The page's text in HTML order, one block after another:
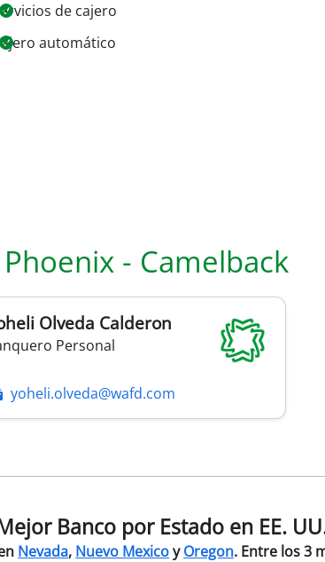
de cajero
automático
Phoenix - Camelback
Olveda Calderon
Personal
yoheli.olveda@wafd.com
Banco por Estado en EE.
Nevada, Nuevo Mexicoy Oregon. Entre los 3